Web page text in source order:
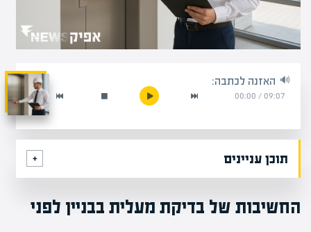
האזנה לכתבה:
09:07
/
00:00
תוכן עניינים
החשיבות של בדיקת מעלית בבניין לפני